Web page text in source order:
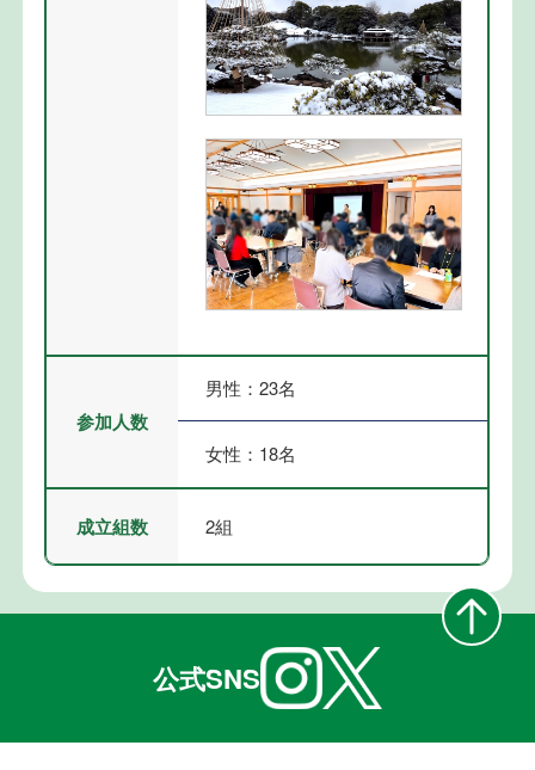
参加人数
男性：23名
女性：18名
成立組数 2組
公式SNS